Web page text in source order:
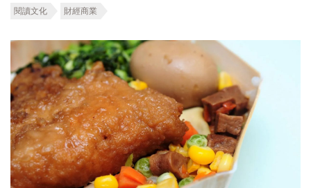
閱讀文化 財經商業